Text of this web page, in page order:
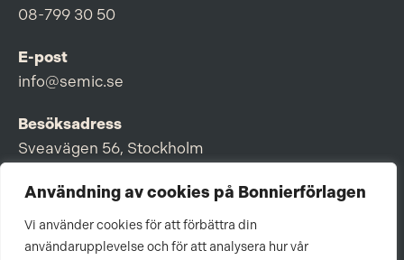
Användning av cookies på Bonnierförlagen
Vi använder cookies för att förbättra din
användarupplevelse och för att analysera hur vår
08-799 30 50
E-post
info@semic.se
Besöksadress
Sveavägen 56, Stockholm
Postadress